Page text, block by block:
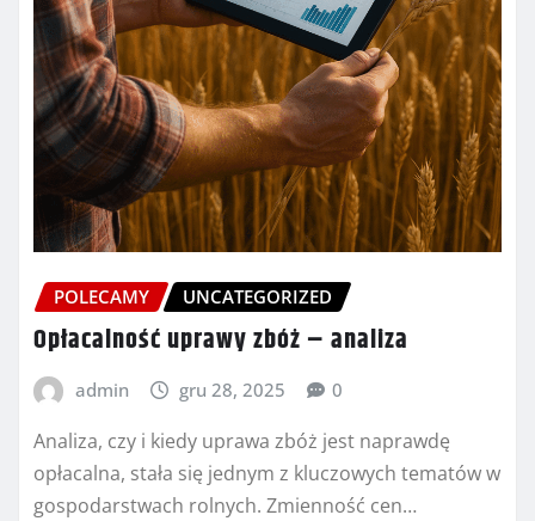
POLECAMY UNCATEGORIZED
Opłacalność uprawy zbóż – analiza
admin gru 28, 2025 0
Analiza, czy i kiedy uprawa zbóż jest naprawdę
opłacalna, stała się jednym z kluczowych tematów w
gospodarstwach rolnych. Zmienność cen…